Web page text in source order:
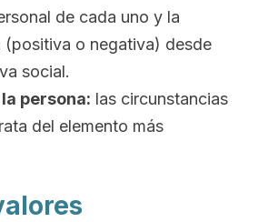
de cada uno y la
(positiva o negativa) desde
social.
persona: las circunstancias
del elemento más